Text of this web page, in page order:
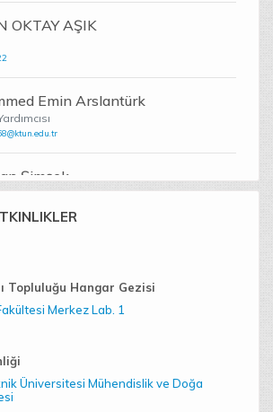
OKTAY AŞIK
Emin Arslantürk
Şimşek
Özçam
Topluluğu Hangar Gezisi
Merkez Lab. 1
Üniversitesi Mühendislik ve Doğa